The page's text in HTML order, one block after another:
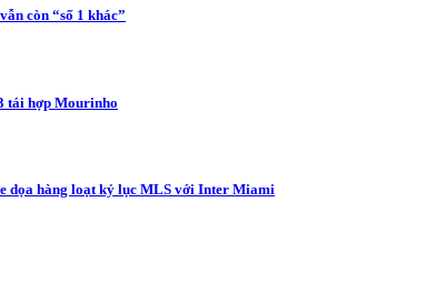
còn “số 1 khác”
tái hợp Mourinho
dọa hàng loạt kỷ lục MLS với Inter Miami